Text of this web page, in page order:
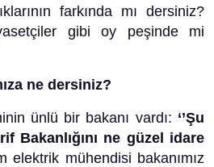
farkında mı dersiniz?
gibi oy peşinde mi
ne dersiniz?
ünlü bir bakanı vardı: ‘’Şu
Bakanlığını ne güzel idare
elektrik mühendisi bakanımız